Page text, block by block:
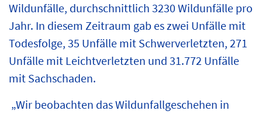
Wildunfälle, durchschnittlich 3230 Wildunfälle pro
Jahr. In diesem Zeitraum gab es zwei Unfälle mit
Todesfolge, 35 Unfälle mit Schwerverletzten, 271
Unfälle mit Leichtverletzten und 31.772 Unfälle
mit Sachschaden.
„Wir beobachten das Wildunfallgeschehen in